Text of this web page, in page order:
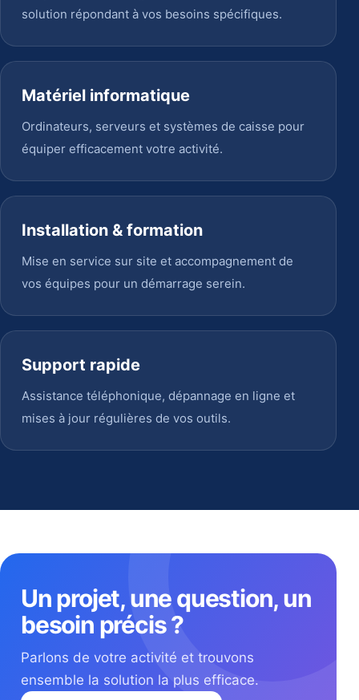
solution répondant à vos besoins spécifiques.
Matériel informatique
Ordinateurs, serveurs et systèmes de caisse pour
équiper efficacement votre activité.
Installation & formation
Mise en service sur site et accompagnement de
vos équipes pour un démarrage serein.
Support rapide
Assistance téléphonique, dépannage en ligne et
mises à jour régulières de vos outils.
Un projet, une question, un
besoin précis ?
Parlons de votre activité et trouvons
ensemble la solution la plus efficace.